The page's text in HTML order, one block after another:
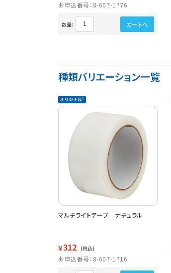
お申込番号：8-607-1776
数量: カートへ
種類バリエーション一覧
マルチライトテープ ナチュラル
￥312 (税込)
お申込番号：8-607-1716